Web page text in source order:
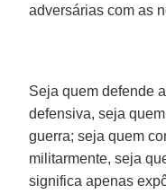
adversárias com as
Seja quem defende
defensiva, seja
guerra; seja quem
militarmente, seja
significa apenas